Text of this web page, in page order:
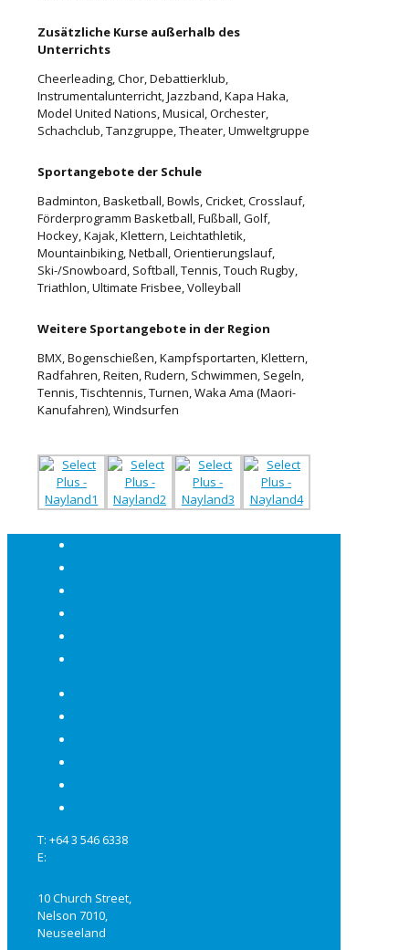
Zusätzliche Kurse außerhalb des
Unterrichts
Cheerleading, Chor, Debattierklub,
Instrumentalunterricht, Jazzband, Kapa Haka,
Model United Nations, Musical, Orchester,
Schachclub, Tanzgruppe, Theater, Umweltgruppe
Sportangebote der Schule
Badminton, Basketball, Bowls, Cricket, Crosslauf,
Förderprogramm Basketball, Fußball, Golf,
Hockey, Kajak, Klettern, Leichtathletik,
Mountainbiking, Netball, Orientierungslauf,
Ski-/Snowboard, Softball, Tennis, Touch Rugby,
Triathlon, Ultimate Frisbee, Volleyball
Weitere Sportangebote in der Region
BMX, Bogenschießen, Kampfsportarten, Klettern,
Radfahren, Reiten, Rudern, Schwimmen, Segeln,
Tennis, Tischtennis, Turnen, Waka Ama (Maori-
Kanufahren), Windsurfen
T: +64 3 546 6338
E:
10 Church Street,
Nelson 7010,
Neuseeland